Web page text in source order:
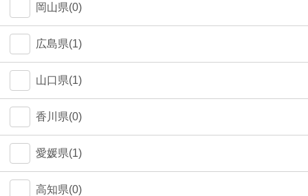
岡山県(0)
広島県(1)
山口県(1)
香川県(0)
愛媛県(1)
高知県(0)